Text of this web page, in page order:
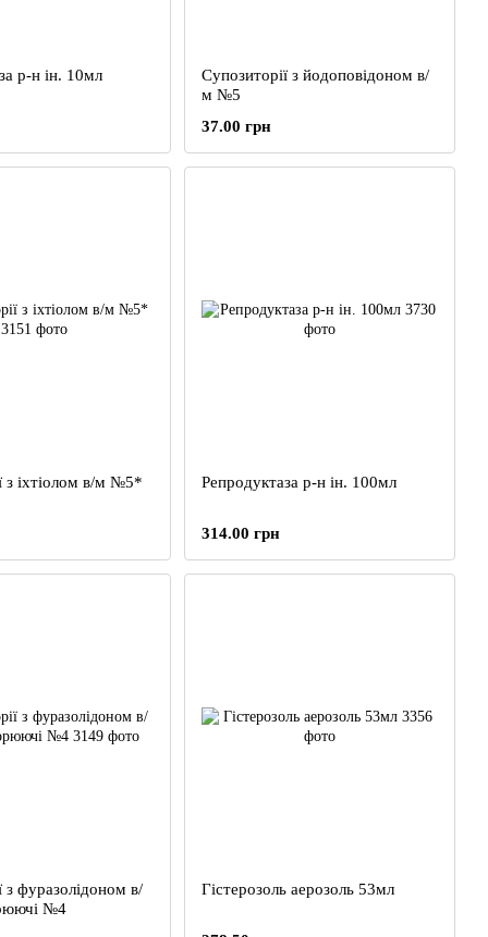
р-н ін. 10мл
Супозиторії з йодоповідоном в/
м №5
37.00 грн
з іхтіолом в/м №5* Репродуктаза р-н ін. 100мл
314.00 грн
з фуразолідоном в/
№4
Гістерозоль аерозоль 53мл